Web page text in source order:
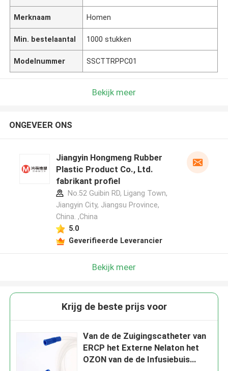
Merknaam Homen
Min. bestelaantal 1000 stukken
Modelnummer SSCTTRPPC01
Bekijk meer
ONGEVEER ONS
Jiangyin Hongmeng Rubber
Plastic Product Co., Ltd.
fabrikant profiel
No.52 Guibin RD, Ligang Town,
Jiangyin City, Jiangsu Province,
China. ,China
5.0
Geverifieerde Leverancier
Bekijk meer
Krijg de beste prijs voor
Van de de Zuigingscatheter van
ERCP het Externe Nelaton het
OZON van de de Infusiebuis